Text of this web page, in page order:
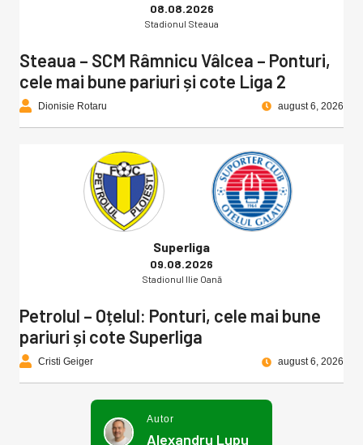
08.08.2026
Stadionul Steaua
Steaua – SCM Râmnicu Vâlcea – Ponturi,
cele mai bune pariuri și cote Liga 2
Dionisie Rotaru august 6, 2026
Superliga
09.08.2026
Stadionul Ilie Oană
Petrolul – Oțelul: Ponturi, cele mai bune
pariuri și cote Superliga
Cristi Geiger august 6, 2026
Autor
Alexandru Lupu